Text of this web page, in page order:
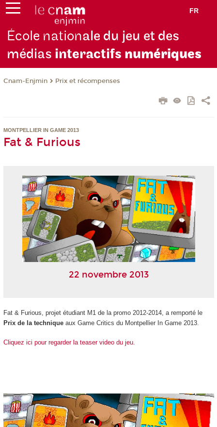
FR
École nationale du jeu et des
médias interactifs numériques
Cnam-Enjmin Prix et récompenses
MONTPELLIER IN GAME 2013
Fat & Furious
22 novembre 2013
Fat & Furious, projet étudiant M1 de la promo 2012-2014, a remporté le
Prix de la techniqueaux Game Critics du Montpellier In Game 2013.
Cliquez ici pour regarder la teaser video du jeu.